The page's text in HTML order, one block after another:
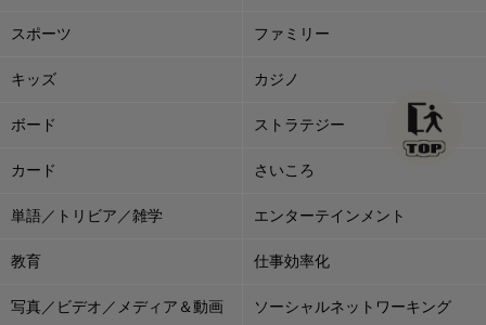
スポーツ ファミリー
キッズ カジノ
ボード ストラテジー
カード さいころ
単語／トリビア／雑学 エンターテインメント
教育 仕事効率化
写真／ビデオ／メディア＆動画 ソーシャルネットワーキング